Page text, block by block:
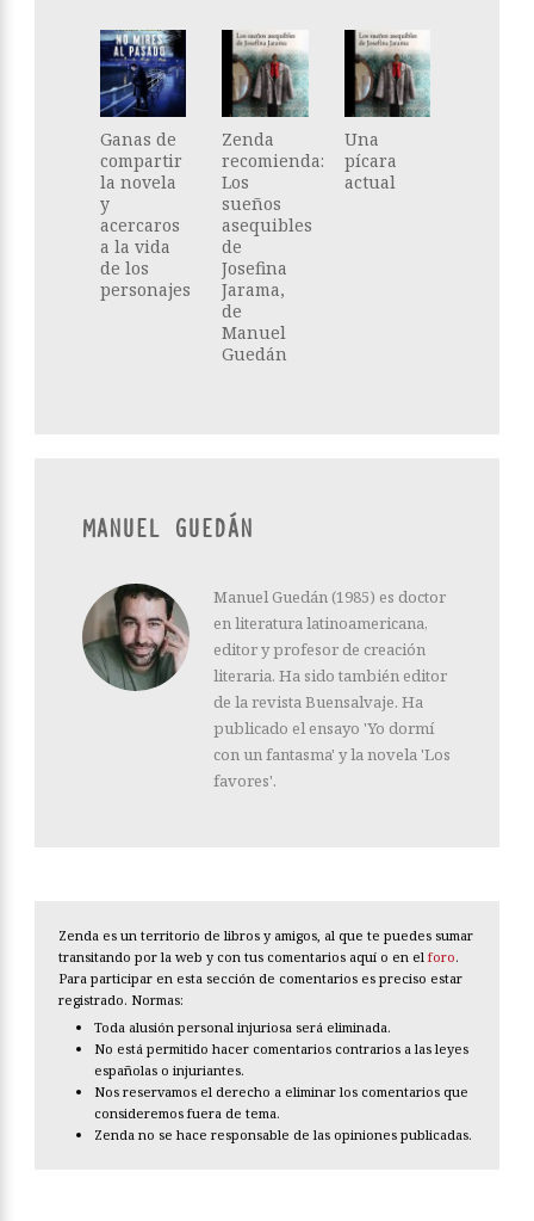
Ganas de
compartir
la novela
y
acercaros
a la vida
de los
personajes
Zenda
recomienda:
Los
sueños
asequibles
de
Josefina
Jarama,
de
Manuel
Guedán
Una
pícara
actual
MANUEL GUEDÁN
Manuel Guedán (1985) es doctor
en literatura latinoamericana,
editor y profesor de creación
literaria. Ha sido también editor
de la revista Buensalvaje. Ha
publicado el ensayo 'Yo dormí
con un fantasma' y la novela 'Los
favores'.
Zenda es un territorio de libros y amigos, al que te puedes sumar
transitando por la web y con tus comentarios aquí o en el foro.
Para participar en esta sección de comentarios es preciso estar
registrado. Normas:
Toda alusión personal injuriosa será eliminada.
No está permitido hacer comentarios contrarios a las leyes
españolas o injuriantes.
Nos reservamos el derecho a eliminar los comentarios que
consideremos fuera de tema.
Zenda no se hace responsable de las opiniones publicadas.